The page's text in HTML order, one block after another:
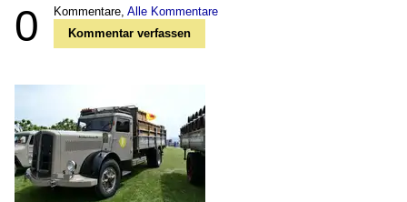
0 Kommentare, Alle Kommentare
Kommentar verfassen